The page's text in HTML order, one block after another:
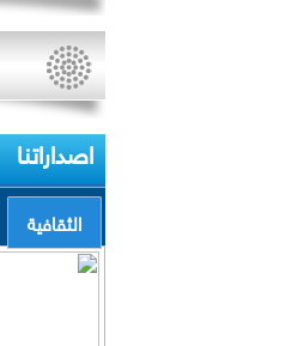
اصداراتنا
الثقافية